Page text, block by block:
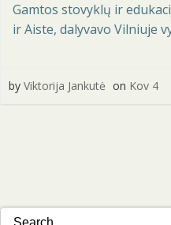
Gamtos stovyklų ir
ir Aiste, dalyvavo Vilniuje
by Viktorija Jankutė on Kov 4
Search